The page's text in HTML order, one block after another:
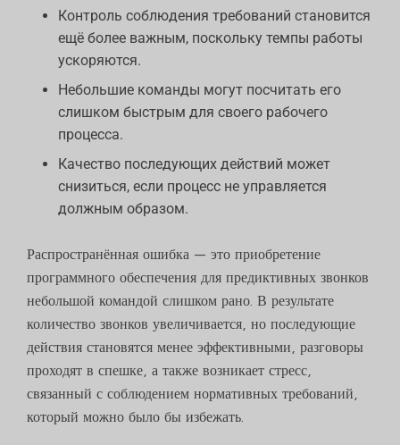
Контроль соблюдения требований становится
ещё более важным, поскольку темпы работы
ускоряются.
Небольшие команды могут посчитать его
слишком быстрым для своего рабочего
процесса.
Качество последующих действий может
снизиться, если процесс не управляется
должным образом.
Распространённая ошибка — это приобретение
программного обеспечения для предиктивных звонков
небольшой командой слишком рано. В результате
количество звонков увеличивается, но последующие
действия становятся менее эффективными, разговоры
проходят в спешке, а также возникает стресс,
связанный с соблюдением нормативных требований,
который можно было бы избежать.